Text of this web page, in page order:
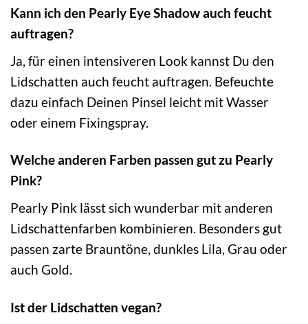
Kann ich den Pearly Eye Shadow auch feucht
auftragen?
Ja, für einen intensiveren Look kannst Du den
Lidschatten auch feucht auftragen. Befeuchte
dazu einfach Deinen Pinsel leicht mit Wasser
oder einem Fixingspray.
Welche anderen Farben passen gut zu Pearly
Pink?
Pearly Pink lässt sich wunderbar mit anderen
Lidschattenfarben kombinieren. Besonders gut
passen zarte Brauntöne, dunkles Lila, Grau oder
auch Gold.
Ist der Lidschatten vegan?